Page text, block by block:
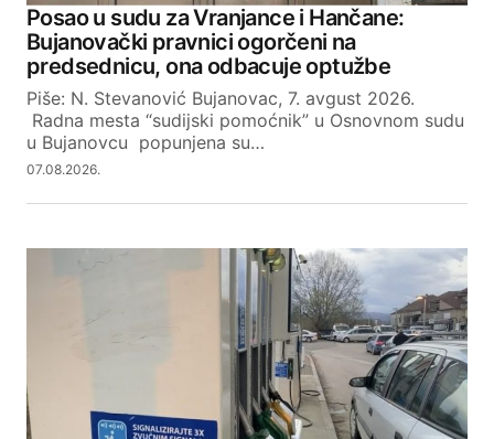
Posao u sudu za Vranjance i Hančane:
Bujanovački pravnici ogorčeni na
predsednicu, ona odbacuje optužbe
Piše: N. Stevanović Bujanovac, 7. avgust 2026.
Radna mesta “sudijski pomoćnik” u Osnovnom sudu
u Bujanovcu popunjena su…
07.08.2026.